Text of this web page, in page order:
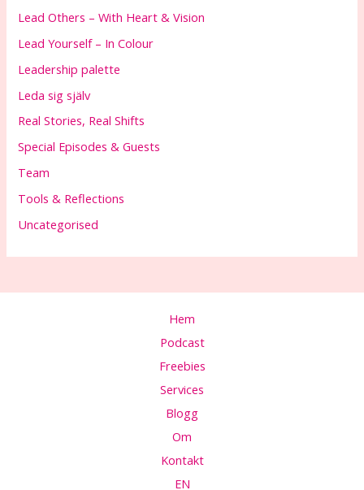
Lead Others – With Heart & Vision
Lead Yourself – In Colour
Leadership palette
Leda sig själv
Real Stories, Real Shifts
Special Episodes & Guests
Team
Tools & Reflections
Uncategorised
Hem
Podcast
Freebies
Services
Blogg
Om
Kontakt
EN